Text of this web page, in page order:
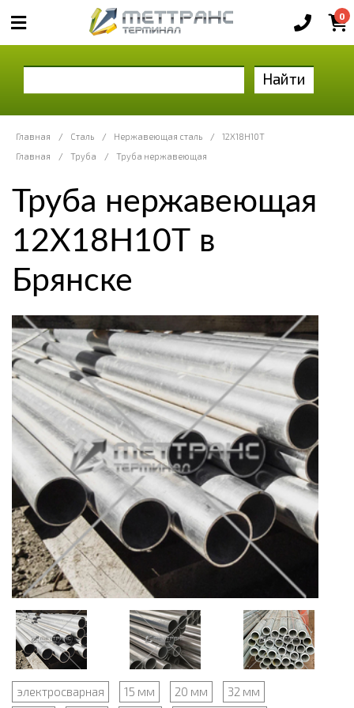
0
Найти
Главная / Сталь / Нержавеющая сталь /
12Х18Н10Т
Главная
/ Труба / Труба нержавеющая
Труба нержавеющая
12Х18Н10Т в
Брянске
электросварная 15 мм 20 мм
32 мм